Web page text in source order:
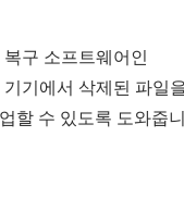
구 소프트웨어인
기에서 삭제된 파일
할 수 있도록 도와줍니